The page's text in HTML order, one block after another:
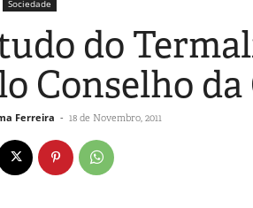
Sociedade
do
Conselho da
Ferreira - 18 de Novembro, 2011